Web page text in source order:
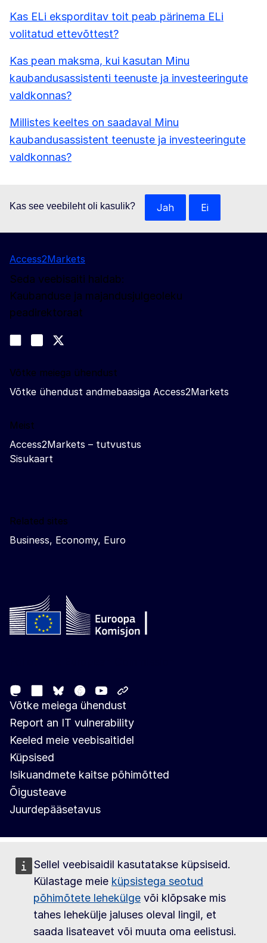
Sellel veebisaidil kasutatakse küpsiseid.
Külastage meie küpsistega seotud
põhimõtete lehekülge või klõpsake mis
tahes lehekülje jaluses oleval lingil, et
saada lisateavet või muuta oma eelistusi.
Kas ELi eksporditav toit peab pärinema ELi
volitatud ettevõttest?
Kas pean maksma, kui kasutan Minu
kaubandusassistenti teenuste ja investeeringute
valdkonnas?
Millistes keeltes on saadaval Minu
kaubandusassistent teenuste ja investeeringute
valdkonnas?
Kas see veebileht oli kasulik? Jah Ei
Access2Markets
Seda veebisaiti haldab:
Kaubanduse ja majandusjulgeoleku
peadirektoraat
Join us on LinkedIn
Trade-Off podcast
Võtke meiega ühendust
Võtke ühendust andmebaasiga Access2Markets
Meist
Access2Markets – tutvustus
Sisukaart
Related sites
Business, Economy, Euro
MastodonLinkedIn
Bluesky
Facebook
Youtube
Võtke meiega ühendust
Report an IT vulnerability
Keeled meie veebisaitidel
Küpsised
Isikuandmete kaitse põhimõtted
Õigusteave
Juurdepääsetavus